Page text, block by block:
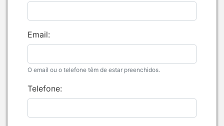
Email:
O email ou o telefone têm de estar preenchidos.
Telefone: